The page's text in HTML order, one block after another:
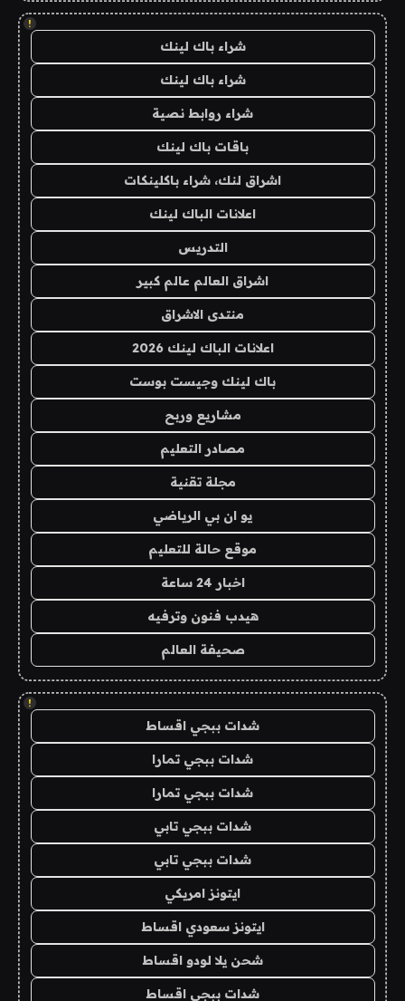
!
شراء باك لينك
شراء باك لينك
شراء روابط نصية
باقات باك لينك
اشراق لنك، شراء باكلينكات
اعلانات الباك لينك
التدريس
اشراق العالم عالم كبير
منتدى الاشراق
اعلانات الباك لينك 2026
باك لينك وجيست بوست
مشاريع وربح
مصادر التعليم
مجلة تقنية
يو ان بي الرياضي
موقع حالة للتعليم
اخبار 24 ساعة
هيدب فنون وترفيه
صحيفة العالم
!
شدات ببجي اقساط
شدات ببجي تمارا
شدات ببجي تمارا
شدات ببجي تابي
شدات ببجي تابي
ايتونز امريكي
ايتونز سعودي اقساط
شحن يلا لودو اقساط
شدات ببجي اقساط